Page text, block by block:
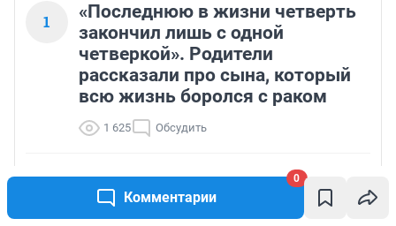
Комментарии
0
1
«Последнюю в жизни четверть
закончил лишь с одной
четверкой». Родители
рассказали про сына, который
всю жизнь боролся с раком
1 625 Обсудить
Кто тут воду мутит? Почему нельзя купаться
после 2 августа